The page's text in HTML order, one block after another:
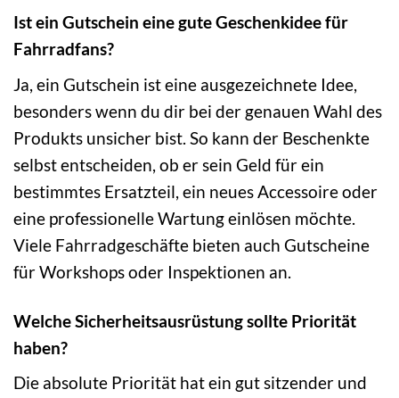
Ist ein Gutschein eine gute Geschenkidee für
Fahrradfans?
Ja, ein Gutschein ist eine ausgezeichnete Idee,
besonders wenn du dir bei der genauen Wahl des
Produkts unsicher bist. So kann der Beschenkte
selbst entscheiden, ob er sein Geld für ein
bestimmtes Ersatzteil, ein neues Accessoire oder
eine professionelle Wartung einlösen möchte.
Viele Fahrradgeschäfte bieten auch Gutscheine
für Workshops oder Inspektionen an.
Welche Sicherheitsausrüstung sollte Priorität
haben?
Die absolute Priorität hat ein gut sitzender und